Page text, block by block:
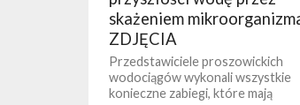
skażeniem
ZDJĘCIA
Przedstawiciele proszowickich
wodociągów wykonali wszystkie
konieczne zabiegi, które mają